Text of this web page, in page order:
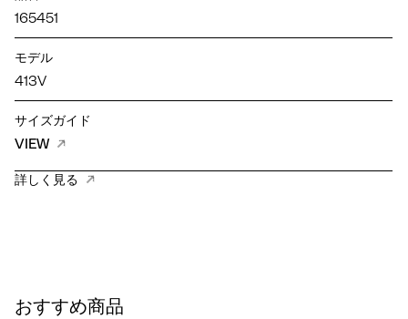
165451
モデル
413V
サイズガイド
VIEW
詳しく見る
おすすめ商品